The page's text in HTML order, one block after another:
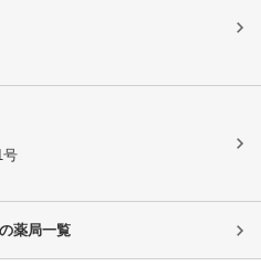
号
の薬局一覧